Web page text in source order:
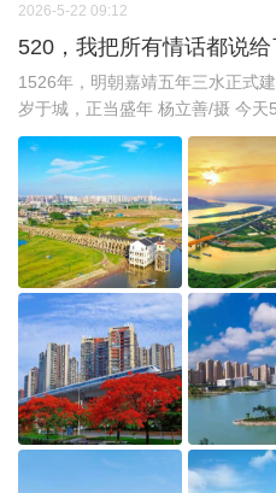
2026-5-22 09:12
520，我把所有情话都说
1526年，明朝嘉靖五年三水正式
岁于城，正当盛年 杨立善/摄 今天5